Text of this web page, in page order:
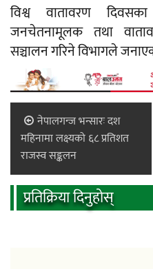
विश्व वातावरण
जनचेतनामूलक तथा
सञ्चालन गरिने विभागले
नेपालगन्ज भन्सारः दश
महिनामा लक्ष्यको ६८ प्रतिशत
राजस्व सङ्कलन
प्रतिक्रिया दिनुहोस्